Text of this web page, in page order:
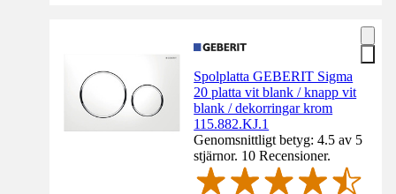
Spolplatta GEBERIT Sigma
20 platta vit blank / knapp vit
blank / dekorringar krom
115.882.KJ.1
Genomsnittligt betyg: 4.5 av 5
stjärnor. 10 Recensioner.